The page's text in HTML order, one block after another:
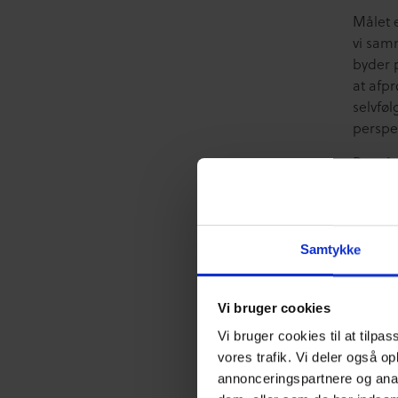
Samtykke
Vi bruger cookies
Vi bruger cookies til at
vores trafik. Vi deler også
annonceringspartnere og
Målet
vi
byder
at
Du